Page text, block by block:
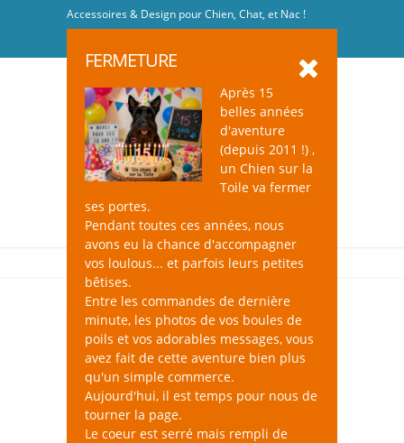
Accessoires & Design pour Chien, Chat, et Nac !
FERMETURE
Après 15
belles années
d'aventure
(depuis 2011 !) ,
un Chien sur la
Toile va fermer
ses portes.
Pendant toutes ces années, nous
avons eu la chance d'accompagner
vos loulous... et parfois leurs petites
bêtises.
Entre les commandes de dernière
minute, les photos de vos boules de
poils et vos adorables messages, vous
avez fait de cette aventure bien plus
qu'un simple commerce.
Aujourd'hui, il est temps pour nous de
tourner la page.
Le coeur est serré mais rempli de